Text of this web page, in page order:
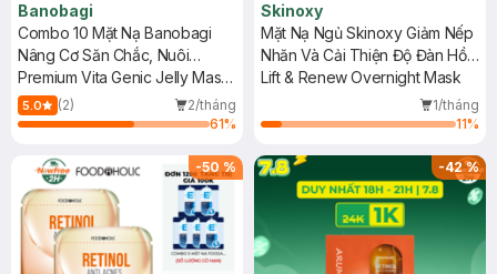
Banobagi
Combo 10 Mặt Nạ Banobagi
Nâng Cơ Săn Chắc, Nuôi
Dưỡng Da 30g
Premium Vita Genic Jelly Mask
- Lifting
5.0 (2)
2/tháng
61%
Skinoxy
Mặt Nạ Ngủ Skinoxy Giảm Nếp
Nhăn Và Cải Thiện Độ Đàn Hồi
25g
Lift & Renew Overnight Mask
1/tháng
11%
-50 % -42%